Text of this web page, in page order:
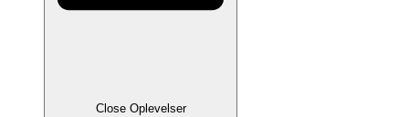
Close Oplevelser